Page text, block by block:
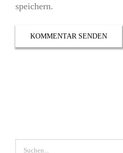
speichern.
Suche